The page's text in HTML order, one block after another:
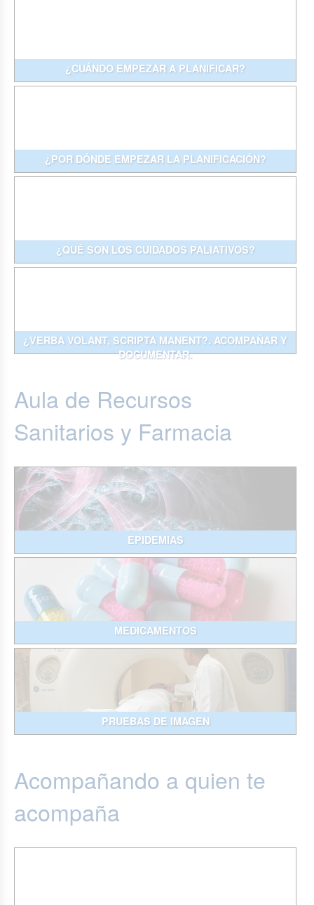
¿CUÁNDO EMPEZAR A PLANIFICAR?
¿POR DÓNDE EMPEZAR LA PLANIFICACIÓN?
¿QUÉ SON LOS CUIDADOS PALIATIVOS?
¿VERBA VOLANT, SCRIPTA MANENT?. ACOMPAÑAR Y
DOCUMENTAR.
Aula de Recursos
Sanitarios y Farmacia
EPIDEMIAS
MEDICAMENTOS
PRUEBAS DE IMAGEN
Acompañando a quien te
acompaña